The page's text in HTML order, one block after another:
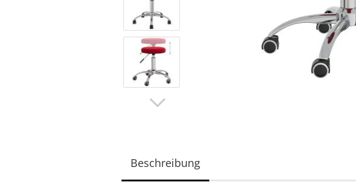
Beschreibung